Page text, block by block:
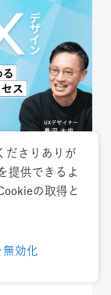
2026.1.7
さと質が
セス（ウ
ださりありが
提供できるよ
の取得と
無効化